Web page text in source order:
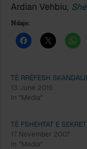
Ardian Vehbiu,
Ndaje:
TË RRËFESH
13 June 2016
In "Media"
TË FSHEHTAT E
17 November 2007
In "Media"